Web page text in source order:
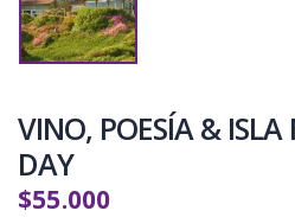
VINO, POESÍA & ISLA
DAY
$55.000